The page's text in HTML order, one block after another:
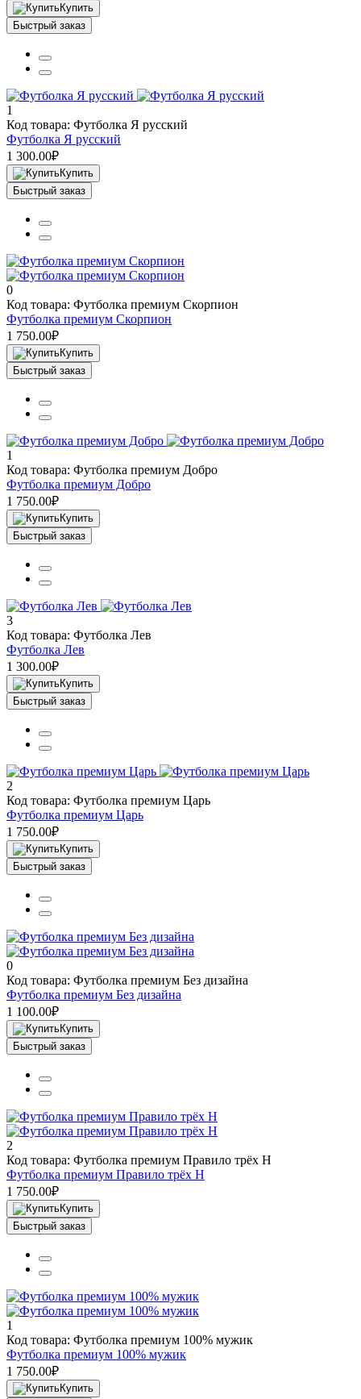
Купить
Быстрый заказ
1
Код товара: Футболка Я русский
Футболка Я русский
1 300.00₽
Купить
Быстрый заказ
0
Код товара: Футболка премиум Скорпион
Футболка премиум Скорпион
1 750.00₽
Купить
Быстрый заказ
1
Код товара: Футболка премиум Добро
Футболка премиум Добро
1 750.00₽
Купить
Быстрый заказ
3
Код товара: Футболка Лев
Футболка Лев
1 300.00₽
Купить
Быстрый заказ
2
Код товара: Футболка премиум Царь
Футболка премиум Царь
1 750.00₽
Купить
Быстрый заказ
0
Код товара: Футболка премиум Без дизайна
Футболка премиум Без дизайна
1 100.00₽
Купить
Быстрый заказ
2
Код товара: Футболка премиум Правило трёх Н
Футболка премиум Правило трёх Н
1 750.00₽
Купить
Быстрый заказ
1
Код товара: Футболка премиум 100% мужик
Футболка премиум 100% мужик
1 750.00₽
Купить